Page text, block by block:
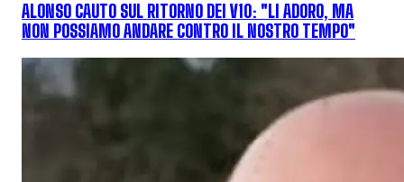
ALONSO CAUTO SUL RITORNO DEI V10: "LI ADORO, MA
NON POSSIAMO ANDARE CONTRO IL NOSTRO TEMPO"